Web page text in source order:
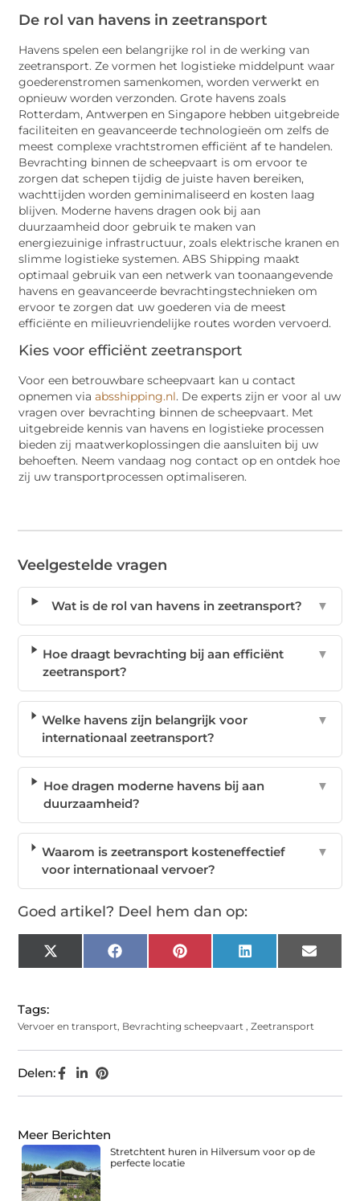
De rol van havens in zeetransport
Havens spelen een belangrijke rol in de werking van
zeetransport. Ze vormen het logistieke middelpunt waar
goederenstromen samenkomen, worden verwerkt en
opnieuw worden verzonden. Grote havens zoals
Rotterdam, Antwerpen en Singapore hebben uitgebreide
faciliteiten en geavanceerde technologieën om zelfs de
meest complexe vrachtstromen efficiënt af te handelen.
Bevrachting binnen de scheepvaart is om ervoor te
zorgen dat schepen tijdig de juiste haven bereiken,
wachttijden worden geminimaliseerd en kosten laag
blijven. Moderne havens dragen ook bij aan
duurzaamheid door gebruik te maken van
energiezuinige infrastructuur, zoals elektrische kranen en
slimme logistieke systemen. ABS Shipping maakt
optimaal gebruik van een netwerk van toonaangevende
havens en geavanceerde bevrachtingstechnieken om
ervoor te zorgen dat uw goederen via de meest
efficiënte en milieuvriendelijke routes worden vervoerd.
Kies voor efficiënt zeetransport
Voor een betrouwbare scheepvaart kan u contact
opnemen viaabsshipping.nl. De experts zijn er voor al uw
vragen over bevrachting binnen de scheepvaart. Met
uitgebreide kennis van havens en logistieke processen
bieden zij maatwerkoplossingen die aansluiten bij uw
behoeften. Neem vandaag nog contact op en ontdek hoe
zij uw transportprocessen optimaliseren.
Veelgestelde vragen
Wat is de rol van havens in zeetransport? ▼
Hoe draagt bevrachting bij aan efficiënt
zeetransport?
▼
Welke havens zijn belangrijk voor
internationaal zeetransport?
▼
Hoe dragen moderne havens bij aan
duurzaamheid?
▼
Waarom is zeetransport kosteneffectief
voor internationaal vervoer?
▼
Goed artikel? Deel hem dan op:
X
(Twitter)
Facebook Pinterest LinkedIn Email
Tags:
Vervoer en transport, Bevrachting scheepvaart ,Zeetransport
Delen:
Meer Berichten
Stretchtent huren in Hilversum voor op de
perfecte locatie